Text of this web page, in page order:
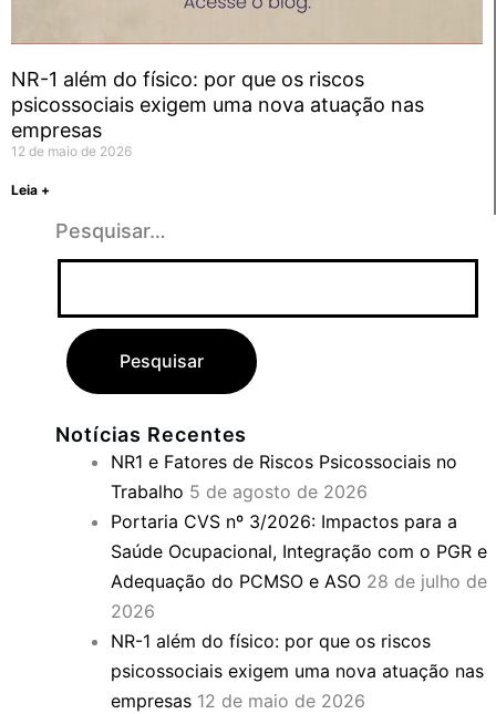
NR-1 além do físico: por que os riscos
psicossociais exigem uma nova atuação nas
empresas
12 de maio de 2026
Leia +
Pesquisar…
Notícias Recentes
NR1 e Fatores de Riscos Psicossociais no
Trabalho 5 de agosto de 2026
Portaria CVS nº 3/2026: Impactos para a
Saúde Ocupacional, Integração com o PGR e
Adequação do PCMSO e ASO 28 de julho de
2026
NR-1 além do físico: por que os riscos
psicossociais exigem uma nova atuação nas
empresas 12 de maio de 2026